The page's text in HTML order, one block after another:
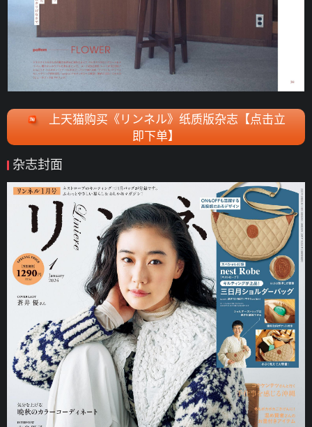
上天猫购买《リンネル》纸质版杂志【点击立
即下单】
杂志封面